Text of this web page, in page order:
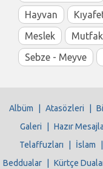
Hayvan
Meslek
Sebze - Meyve
Albüm Atasözleri
Galeri
Hazır
Telaffuzları
İslam
Beddualar
Kürtçe